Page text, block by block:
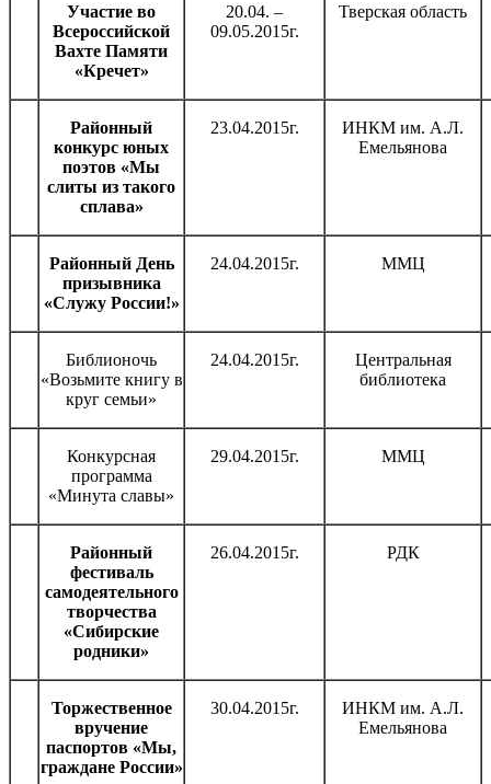
Участие во
Всероссийской
Вахте Памяти
«Кречет»
20.04. –
09.05.2015г.
Тверская область
Районный
конкурс юных
поэтов «Мы
слиты из такого
сплава»
23.04.2015г.
ИНКМ им. А.Л.
Емельянова
Районный День
призывника
«Служу России!»
24.04.2015г. ММЦ
Библионочь
«Возьмите книгу в
круг семьи»
24.04.2015г.
Центральная
библиотека
Конкурсная
программа
«Минута славы»
29.04.2015г. ММЦ
Районный
фестиваль
самодеятельного
творчества
«Сибирские
родники»
26.04.2015г. РДК
Торжественное
вручение
паспортов «Мы,
граждане России»
30.04.2015г.
ИНКМ им. А.Л.
Емельянова